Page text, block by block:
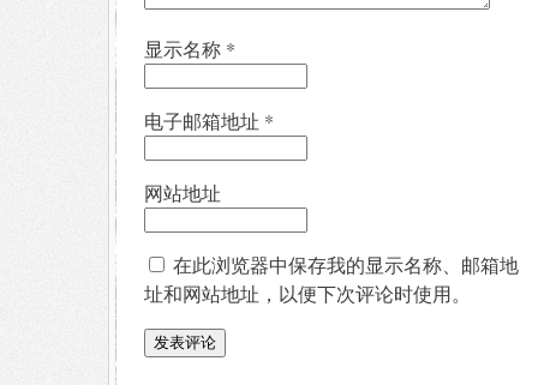
显示名称 *
电子邮箱地址 *
网站地址
在此浏览器中保存我的显示名称、邮箱地
址和网站地址，以便下次评论时使用。